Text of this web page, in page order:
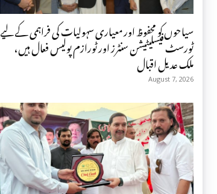
سیاحوں کو محفوظ اور معیاری سہولیات کی فراہمی کے لیے
ٹورسٹ فیسلیٹیشن سنٹرز اور ٹورازم پولیس فعال ہیں،
ملک عدیل اقبال
August 7, 2026